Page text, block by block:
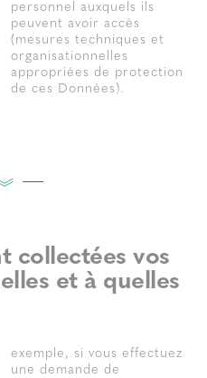
personnel auxquels ils
peuvent avoir accès
(mesures techniques et
organisationnelles
appropriées de protection
de ces Données).
collectées vos
et à quelles
exemple, si vous effectuez
une demande de